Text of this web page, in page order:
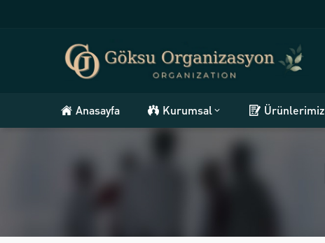
Anasayfa Kurumsal Ürünlerimiz